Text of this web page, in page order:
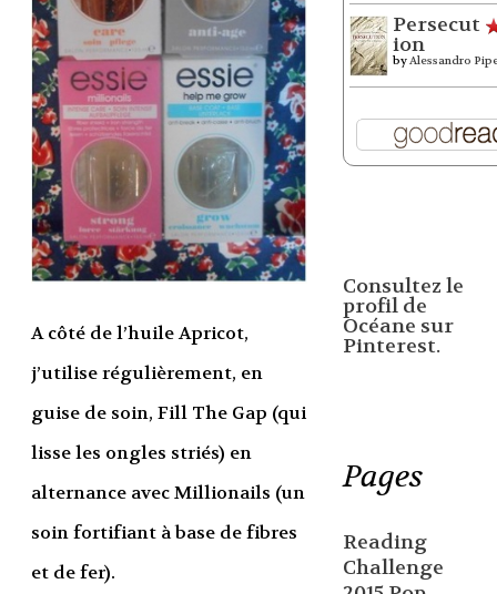
A côté de l’huile Apricot,
j’utilise régulièrement, en
guise de soin, Fill The Gap (qui
lisse les ongles striés) en
alternance avec Millionails (un
soin fortifiant à base de fibres
et de fer).
Persecut
ion
byAlessandro
Consultez le
profil de
Océane sur
Pinterest.
Pages
Reading
Challenge